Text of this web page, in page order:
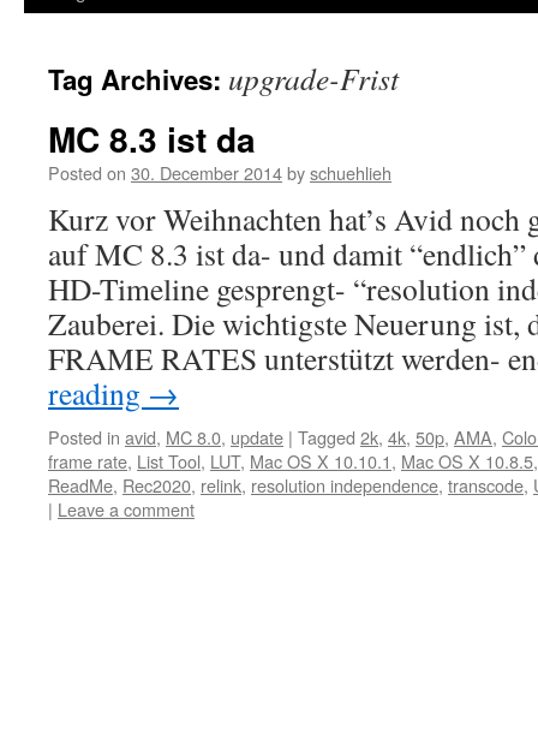
Tag Archives: upgrade-Frist
MC 8.3 ist da
Posted on 30. December 2014byschuehlieh
Kurz vor Weihnachten hat’s Avid noch
auf MC 8.3 ist da- und damit “endlich”
HD-Timeline gesprengt- “resolution
Zauberei. Die wichtigste Neuerung ist,
FRAME RATES unterstützt werden-
reading →
Posted in avid, MC 8.0, update | Tagged 2k, 4k, 50p, AMA,
frame rate, List Tool, LUT, Mac OS X 10.10.1, Mac OS X 10.8.5
ReadMe, Rec2020, relink, resolution independence, transcode,
| Leave a comment